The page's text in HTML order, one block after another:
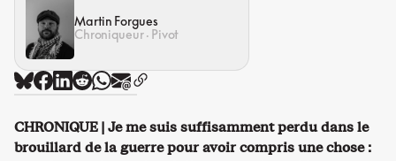
Martin Forgues
Chroniqueur · Pivot
CHRONIQUE | Je me suis suffisamment perdu dans le
brouillard de la guerre pour avoir compris une chose :